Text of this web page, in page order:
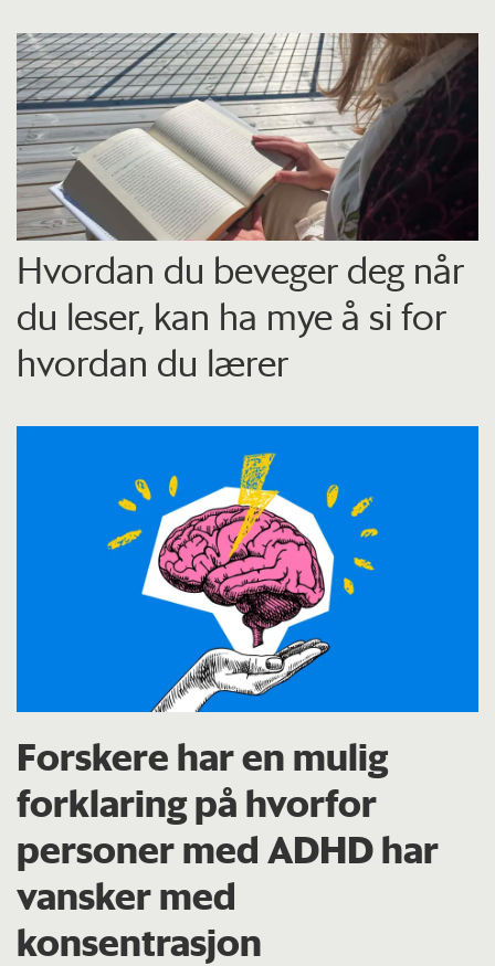
Hvordan du beveger deg når
du leser, kan ha mye å si for
hvordan du lærer
Forskere har en mulig
forklaring på hvorfor
personer med ADHD har
vansker med
konsentrasjon